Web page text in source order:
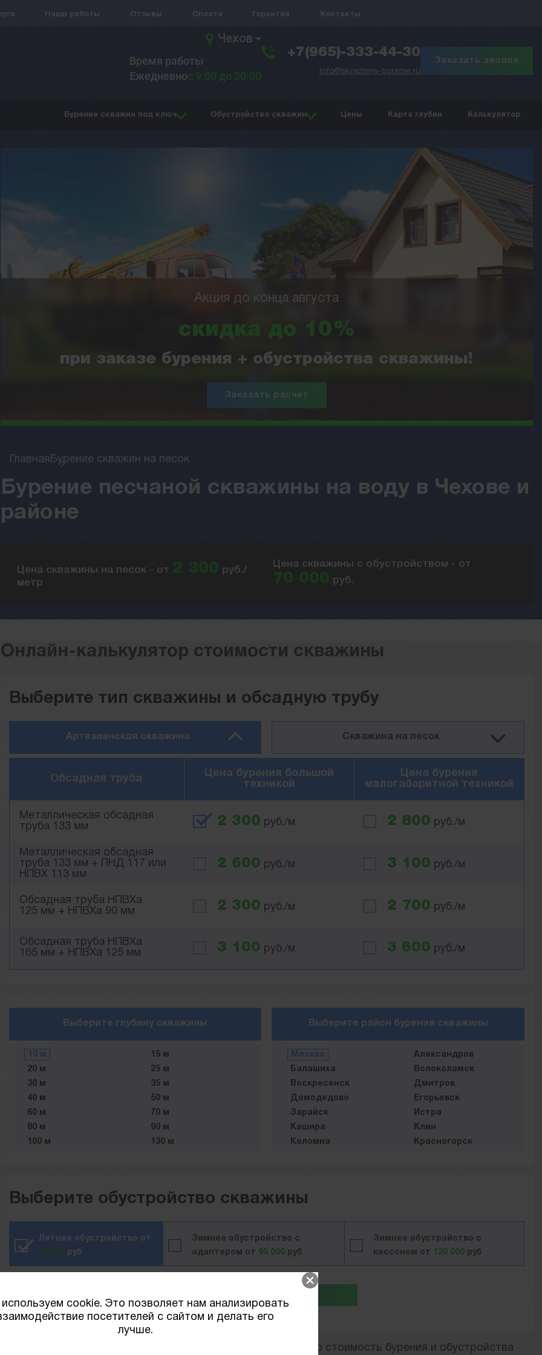
Наши работы Отзывы Оплата Гарантии Контакты
Чехов
Время работы
Ежедневнос 9:00 до 20:00
+7(965)-333-44-30
info@skvazhiny-burenie.ru
Заказать звонок
Бурение скважин под ключ Обустройство скважин Цены Карта глубин Калькулятор
Акция до конца августа
скидка до 10%
при заказе бурения + обустройства скважины!
Заказать расчет
Главная Бурение скважин на песок
Бурение песчаной скважины на воду в Чехове и
районе
Цена скважины на песок - от
руб./
метр
Цена скважины с обустройством - от
руб.
Онлайн-калькулятор стоимости скважины
Выберите тип скважины и обсадную трубу
Артезианская скважина Скважина на песок
Обсадная труба
Цена бурения большой
техникой
Цена бурения
малогабаритной техникой
Металлическая обсадная
труба 133 мм
2 300 руб./м 2 800 руб./м
Металлическая обсадная
труба 133 мм + ПНД 117 или
НПВХ 113 мм
2 600 руб./м 3 100 руб./м
Обсадная труба НПВХа
125 мм + НПВХа 90 мм
2 300 руб./м 2 700 руб./м
Обсадная труба НПВХа
165 мм + НПВХа 125 мм
3 100 руб./м 3 600 руб./м
Выберите глубину скважины
10 м
15 м
20 м
25 м
30 м
35 м
40 м
50 м
60 м
70 м
80 м
90 м
100 м
130 м
Выберите район бурения скважины
Москва
Александров
Балашиха
Волоколамск
Воскресенск
Дмитров
Домодедово
Егорьевск
Зарайск
Истра
Кашира
Клин
Коломна
Красногорск
Ногинск
Пушкино
Раменское
Руза
Сергиев Посад
Серебряные пруды
Солнечногорск
Выберите обустройство скважины
Летнее обустройство от
48 000руб
Зимнее обустройство с
адаптером от 95 000 руб
Зимнее обустройство с
кессоном от 120 000руб
С помощью калькулятора вы можете рассчитать примерную стоимость бурения и обустройства
cookie. Это позволяет нам анализировать
посетителей с сайтом и делать его
лучше.